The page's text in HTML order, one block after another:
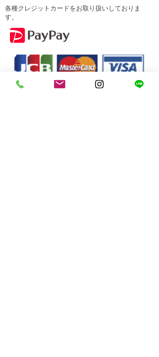
各種クレジットカードをお取り扱いしておりま
す。